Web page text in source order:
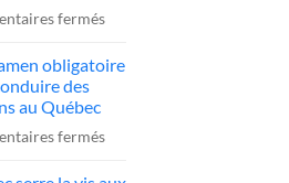
transport»
ferméssur
qui
dessein?»:Alex
obligatoire
des
au Québec
ferméssur